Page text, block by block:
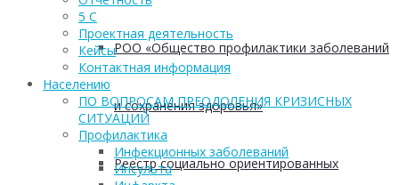
РОО «Общество профилактики заболеваний
и сохранения здоровья»
Реестр социально ориентированных
5 С
Проектная деятельность
Кейсы
Контактная информация
Населению
ПО ВОПРОСАМ ПРЕОДОЛЕНИЯ КРИЗИСНЫХ
СИТУАЦИЙ
Профилактика
Инфекционных заболеваний
Инсульта